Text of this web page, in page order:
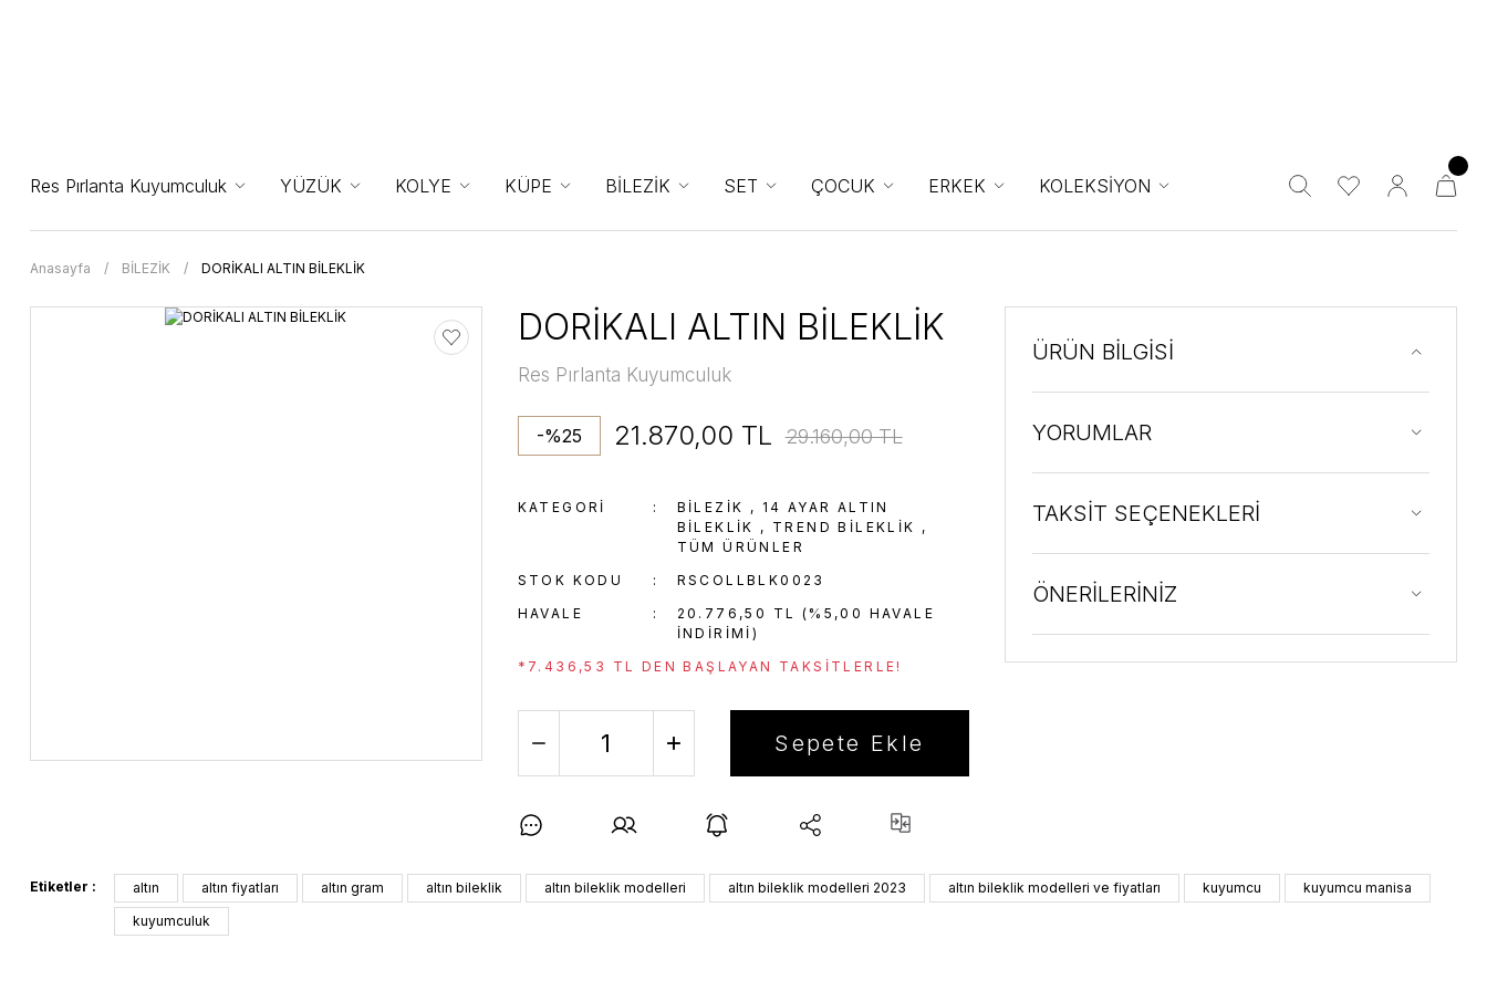
Res Pırlanta Kuyumculuk YÜZÜK KOLYE KÜPE BİLEZİK SET ÇOCUK ERKEK KOLEKSİYON
Anasayfa BİLEZİK DORİKALI ALTIN BİLEKLİK
DORİKALI ALTIN BİLEKLİK
Res Pırlanta Kuyumculuk
-%25 21.870,00 TL 29.160,00 TL
KATEGORI BİLEZİK , 14 AYAR ALTIN
BILEKLIK , TREND BILEKLIK ,
TÜM ÜRÜNLER
STOK KODU
RSCOLLBLK0023
HAVALE
20.776,50 TL (%5,00 HAVALE
INDIRIMI)
*7.436,53 TL DEN BAŞLAYAN TAKSITLERLE!
Sepete Ekle
ÜRÜN BİLGİSİ
YORUMLAR
TAKSİT SEÇENEKLERİ
ÖNERİLERİNİZ
Etiketler : altın altın fiyatları altın gram altın bileklik altın bileklik modelleri altın bileklik modelleri 2023 altın bileklik modelleri ve fiyatları kuyumcu
kuyumcu manisa
kuyumculuk